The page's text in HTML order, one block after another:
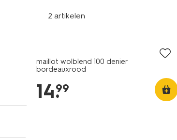
2 artikelen
maillot wolblend 100 denier
bordeauxrood
14.
99